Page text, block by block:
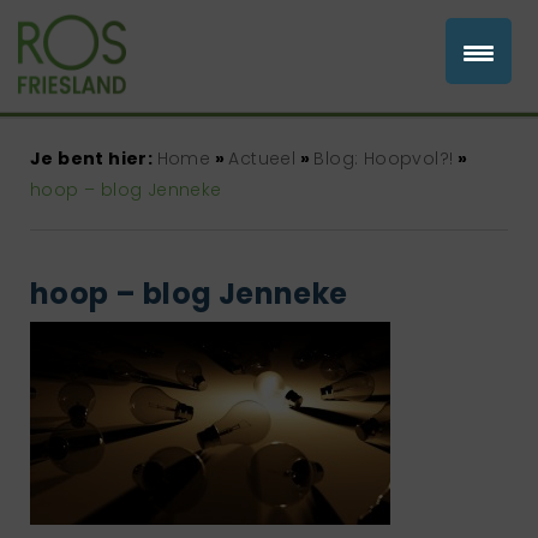
Je bent hier: Home » Actueel » Blog: Hoopvol?! »
hoop – blog Jenneke
hoop – blog Jenneke